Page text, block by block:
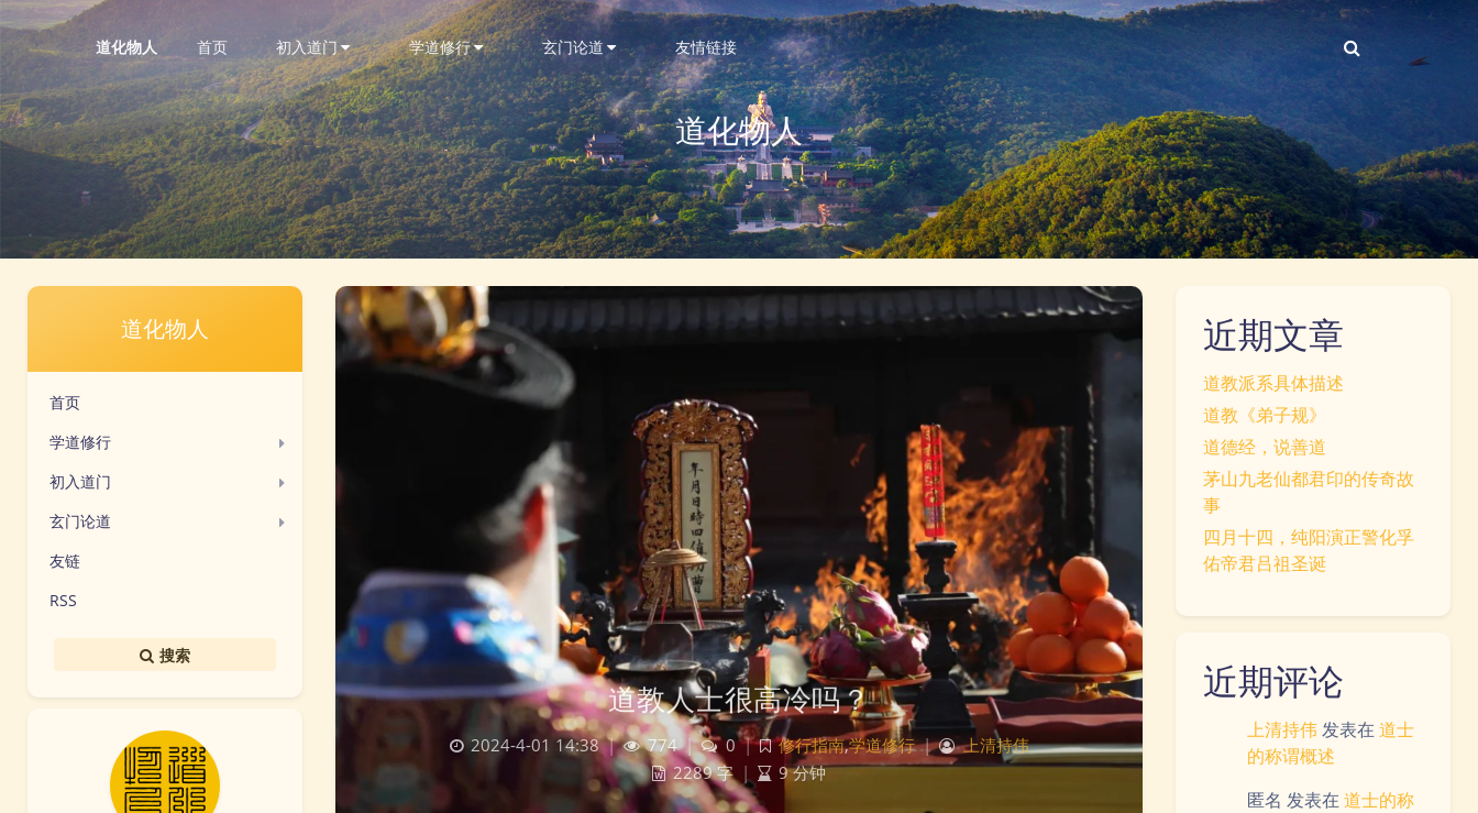
道化物人 首页 初入道门 学道修行 玄门论道 友情链接
道化物人
道化物人
首页
学道修行
初入道门
玄门论道
友链
RSS
搜索
近期文章
道教派系具体描述
道教《弟子规》
道德经，说善道
茅山九老仙都君印的传奇故
事
四月十四，纯阳演正警化孚
佑帝君吕祖圣诞
近期评论
上清持伟发表在 道士
的称谓概述
匿名 发表在 道士的称
道教人士很高冷吗？
2024-4-01 14:38 | 774 | 0 | 修行指南,学道修行 |
上清持伟
2289 字 | 9 分钟